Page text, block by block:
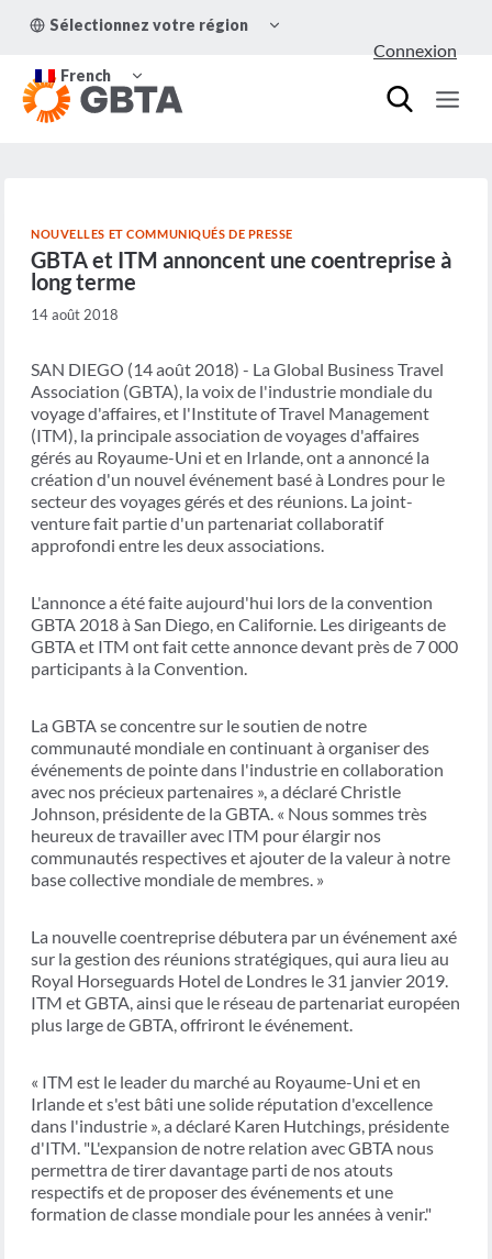
Sélectionnez votre région
LE
French
LE
MENU
ENFANT
Connexion
NOUVELLES ET COMMUNIQUÉS DE PRESSE
GBTA et ITM annoncent une coentreprise à
long terme
14 août 2018
SAN DIEGO (14 août 2018) - La Global Business Travel
Association (GBTA), la voix de l'industrie mondiale du
voyage d'affaires, et l'Institute of Travel Management
(ITM), la principale association de voyages d'affaires
gérés au Royaume-Uni et en Irlande, ont a annoncé la
création d'un nouvel événement basé à Londres pour le
secteur des voyages gérés et des réunions. La joint-
venture fait partie d'un partenariat collaboratif
approfondi entre les deux associations.
L'annonce a été faite aujourd'hui lors de la convention
GBTA 2018 à San Diego, en Californie. Les dirigeants de
GBTA et ITM ont fait cette annonce devant près de 7 000
participants à la Convention.
La GBTA se concentre sur le soutien de notre
communauté mondiale en continuant à organiser des
événements de pointe dans l'industrie en collaboration
avec nos précieux partenaires », a déclaré Christle
Johnson, présidente de la GBTA. « Nous sommes très
heureux de travailler avec ITM pour élargir nos
communautés respectives et ajouter de la valeur à notre
base collective mondiale de membres. »
La nouvelle coentreprise débutera par un événement axé
sur la gestion des réunions stratégiques, qui aura lieu au
Royal Horseguards Hotel de Londres le 31 janvier 2019.
ITM et GBTA, ainsi que le réseau de partenariat européen
plus large de GBTA, offriront le événement.
« ITM est le leader du marché au Royaume-Uni et en
Irlande et s'est bâti une solide réputation d'excellence
dans l'industrie », a déclaré Karen Hutchings, présidente
d'ITM. "L'expansion de notre relation avec GBTA nous
permettra de tirer davantage parti de nos atouts
respectifs et de proposer des événements et une
formation de classe mondiale pour les années à venir."